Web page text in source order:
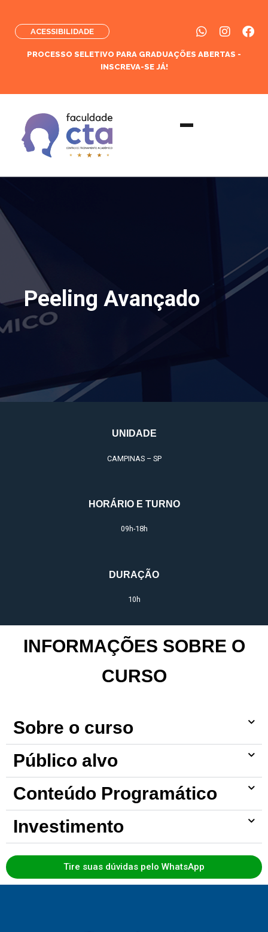
ACESSIBILIDADE
PROCESSO SELETIVO PARA GRADUAÇÕES ABERTAS -
INSCREVA-SE JÁ!
Peeling Avançado
UNIDADE
CAMPINAS – SP
HORÁRIO E TURNO
09h-18h
DURAÇÃO
10h
INFORMAÇÕES SOBRE O
CURSO
Sobre o curso
Público alvo
Conteúdo Programático
Investimento
Tire suas dúvidas pelo WhatsApp